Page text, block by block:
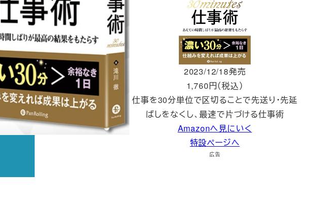
2023/12/18発売
1,760円（税込）
仕事を30分単位で区切ることで先送り・先延
ばしをなくし、最速で片づける仕事術
Amazonへ見にいく
特設ページへ
広告